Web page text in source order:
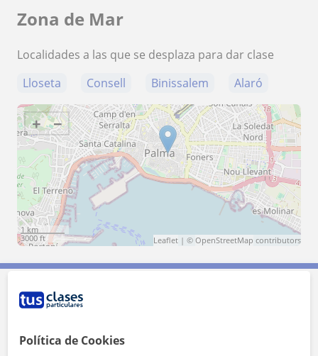
Zona de Mar
Localidades a las que se desplaza para dar clase
Lloseta
Consell Binissalem Alaró
+ −
1 km
3000 ft
Leaflet | © OpenStreetMap contributors
Contacta con Mar
Tarifa
Política de Cookies